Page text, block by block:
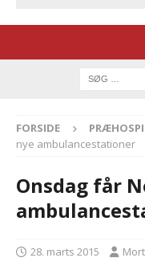
FORSIDE
nye ambulancestationer
Onsdag får
28. marts 2015